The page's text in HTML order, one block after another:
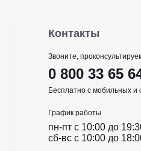
Контакты
Звоните,
0 800 33 65
Бесплатно с мобильных
График работы
пн-пт c 10:00 до
сб-вс c 10:00 до